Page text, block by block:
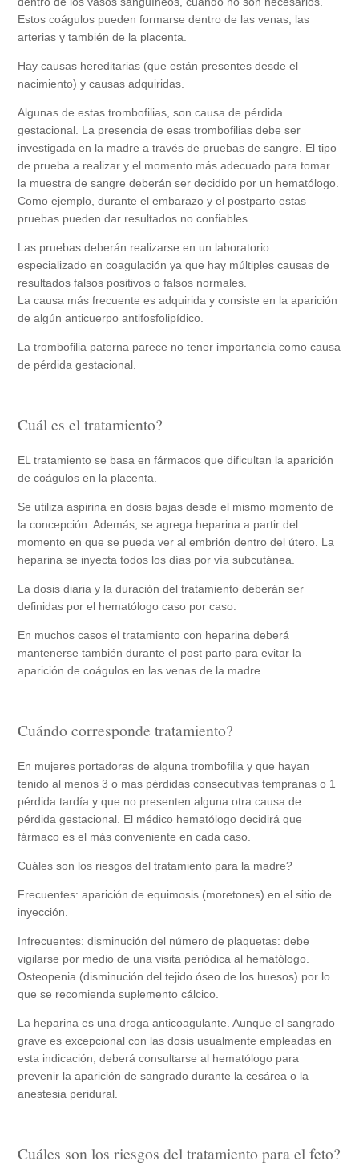
Estos coágulos pueden formarse dentro de las venas, las
arterias y también de la placenta.
Hay causas hereditarias (que están presentes desde el
nacimiento) y causas adquiridas.
Algunas de estas trombofilias, son causa de pérdida
gestacional. La presencia de esas trombofilias debe ser
investigada en la madre a través de pruebas de sangre. El tipo
de prueba a realizar y el momento más adecuado para tomar
la muestra de sangre deberán ser decidido por un hematólogo.
Como ejemplo, durante el embarazo y el postparto estas
pruebas pueden dar resultados no confiables.
Las pruebas deberán realizarse en un laboratorio
especializado en coagulación ya que hay múltiples causas de
resultados falsos positivos o falsos normales.
La causa más frecuente es adquirida y consiste en la aparición
de algún anticuerpo antifosfolipídico.
La trombofilia paterna parece no tener importancia como causa
de pérdida gestacional.
Cuál es el tratamiento?
EL tratamiento se basa en fármacos que dificultan la aparición
de coágulos en la placenta.
Se utiliza aspirina en dosis bajas desde el mismo momento de
la concepción. Además, se agrega heparina a partir del
momento en que se pueda ver al embrión dentro del útero. La
heparina se inyecta todos los días por vía subcutánea.
La dosis diaria y la duración del tratamiento deberán ser
definidas por el hematólogo caso por caso.
En muchos casos el tratamiento con heparina deberá
mantenerse también durante el post parto para evitar la
aparición de coágulos en las venas de la madre.
Cuándo corresponde tratamiento?
En mujeres portadoras de alguna trombofilia y que hayan
tenido al menos 3 o mas pérdidas consecutivas tempranas o 1
pérdida tardía y que no presenten alguna otra causa de
pérdida gestacional. El médico hematólogo decidirá que
fármaco es el más conveniente en cada caso.
Cuáles son los riesgos del tratamiento para la madre?
Frecuentes: aparición de equimosis (moretones) en el sitio de
inyección.
Infrecuentes: disminución del número de plaquetas: debe
vigilarse por medio de una visita periódica al hematólogo.
Osteopenia (disminución del tejido óseo de los huesos) por lo
que se recomienda suplemento cálcico.
La heparina es una droga anticoagulante. Aunque el sangrado
grave es excepcional con las dosis usualmente empleadas en
esta indicación, deberá consultarse al hematólogo para
prevenir la aparición de sangrado durante la cesárea o la
anestesia peridural.
Cuáles son los riesgos del tratamiento para el feto?